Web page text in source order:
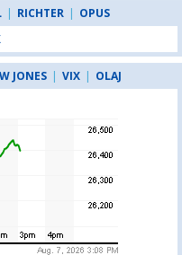
| RICHTER | OPUS
JONES | VIX | OLAJ